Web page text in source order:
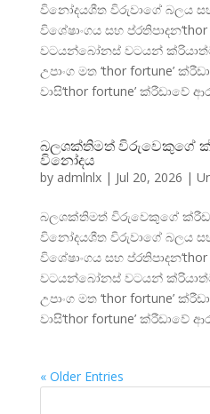
විනෝදයශීත විරුවාගේ බලය
විශේෂාංගය සහ
වටයන්බෝනස් වටයන්
උපාංග මත ‘thor fortune’
වාසි‘thor fortune’ ක්රීඩාවේ
බලශක්තිමත් විරුවෙකුගේ
විනෝදය
by admlnlx| Jul 20, 2026 |
බලශක්තිමත් විරුවෙකුගේ ක්රීඩා
විනෝදයශීත විරුවාගේ බලය
විශේෂාංගය සහ
වටයන්බෝනස් වටයන්
උපාංග මත ‘thor fortune’
වාසි‘thor fortune’ ක්රීඩාවේ
« Older Entries